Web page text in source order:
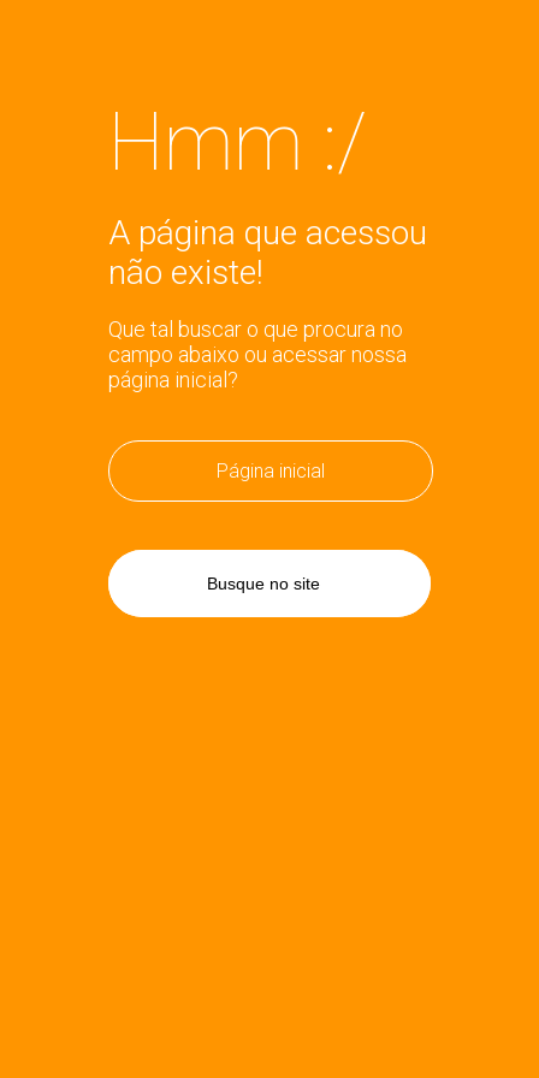
Hmm :/
A página que acessou
não existe!
Que tal buscar o que procura no
campo abaixo ou acessar nossa
página inicial?
Página inicial